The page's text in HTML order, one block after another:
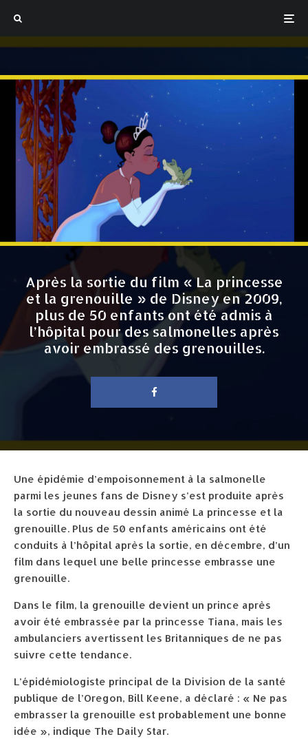
Après la sortie du film « La princesse
et la grenouille » de Disney en 2009,
plus de 50 enfants ont été admis à
l’hôpital pour des salmonelles après
avoir embrassé des grenouilles.
Une épidémie d’empoisonnement à la salmonelle
parmi les jeunes fans de Disney s’est produite après
la sortie du nouveau dessin animé La princesse et la
grenouille. Plus de 50 enfants américains ont été
conduits à l’hôpital après la sortie, en décembre, d’un
film dans lequel une belle princesse embrasse une
grenouille.
Dans le film, la grenouille devient un prince après
avoir été embrassée par la princesse Tiana, mais les
ambulanciers avertissent les Britanniques de ne pas
suivre cette tendance.
L’épidémiologiste principal de la Division de la santé
publique de l’Oregon, Bill Keene, a déclaré : « Ne pas
embrasser la grenouille est probablement une bonne
idée », indique The Daily Star.